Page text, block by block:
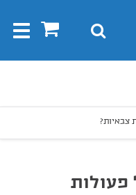
0 חיפוש
צבאיות?
פעולות